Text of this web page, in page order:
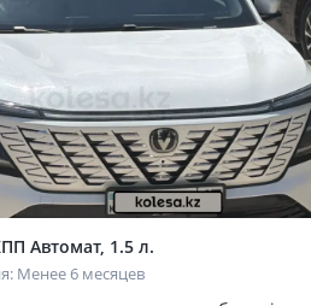
Автомат, 1.5 л.
Менее 6 месяцев